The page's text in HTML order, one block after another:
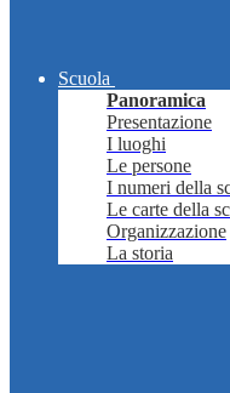
Scuola
Panoramica
Presentazione
I luoghi
Le persone
I numeri della
Le carte della
Organizzazione
La storia